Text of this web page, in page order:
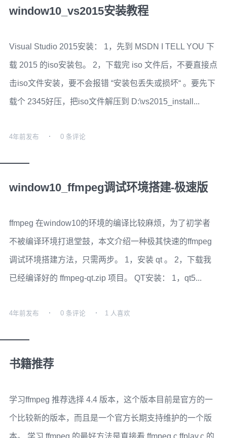
window10_vs2015安装教程
Visual Studio 2015安装： 1，先到 MSDN I TELL YOU 下
载 2015 的iso安装包。 2，下载完 iso 文件后，不要直接点
击iso文件安装，要不会报错 “安装包丢失或损坏“ 。要先下
载个 2345好压，把iso文件解压到 D:\vs2015_install...
4年前发布 0 条评论
window10_ffmpeg调试环境搭建-极速版
ffmpeg 在window10的环境的编译比较麻烦，为了初学者
不被编译环境打退堂鼓，本文介绍一种极其快速的ffmpeg
调试环境搭建方法，只需两步。 1，安装 qt 。 2，下载我
已经编译好的 ffmpeg-qt.zip 项目。 QT安装： 1，qt5...
4年前发布 0 条评论 1 人喜欢
书籍推荐
学习ffmpeg 推荐选择 4.4 版本，这个版本目前是官方的一
个比较新的版本，而且是一个官方长期支持维护的一个版
本。 学习 ffmpeg 的最好方法是直接看 ffmpeg.c ffplay.c 的